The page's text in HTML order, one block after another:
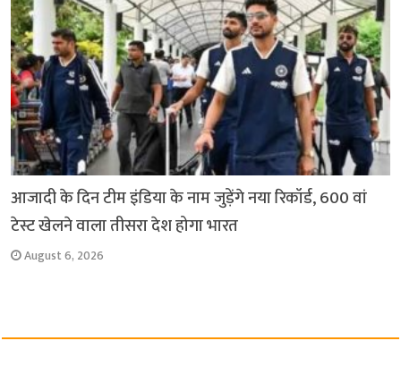
आजादी के दिन टीम इंडिया के नाम जुड़ेंगे नया रिकॉर्ड, 600 वां
टेस्ट खेलने वाला तीसरा देश होगा भारत
August 6, 2026